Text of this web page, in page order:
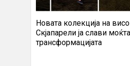
Новата колекција на
Скјапарели ја слави
трансформацијата